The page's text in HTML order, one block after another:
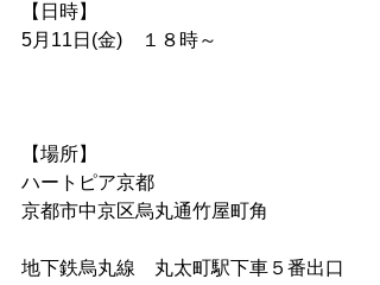
【日時】
5月11日(金)　１８時～
【場所】
ハートピア京都
京都市中京区烏丸通竹屋町角
地下鉄烏丸線　丸太町駅下車５番出口